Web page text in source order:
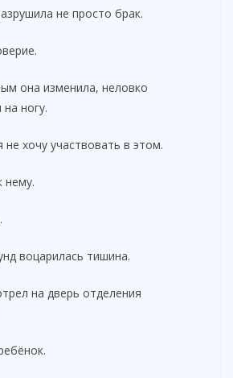
не просто брак.
она изменила, неловко
на ногу.
хочу участвовать в этом.
нему.
воцарилась тишина.
на дверь отделения